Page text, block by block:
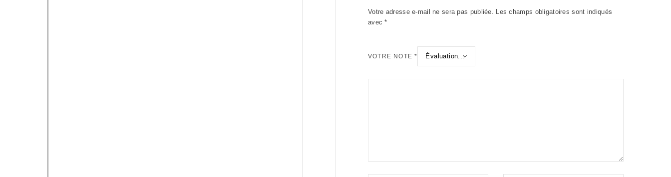
Votre adresse e-mail ne sera pas publiée. Les champs obligatoires sont indiqués
avec*
VOTRE NOTE*